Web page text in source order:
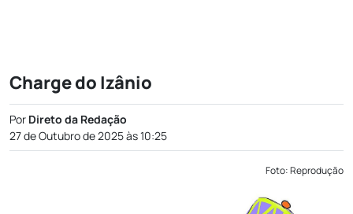
Charge do Izânio
Por Direto da Redação
27 de Outubro de 2025 às 10:25
Foto: Reprodução